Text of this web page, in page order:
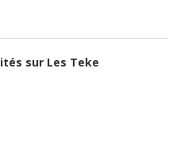
sur Les Teke